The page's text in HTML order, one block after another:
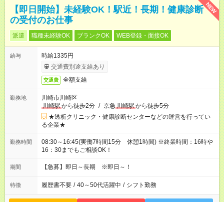
NEW
【即日開始】未経験OK！駅近！長期！健康診断
の受付のお仕事
派遣 職種未経験OK ブランクOK WEB登録・面接OK
給与
時給1335円
交通費別途支給あり
交通費 全額支給
勤務地
川崎市川崎区
川崎駅から徒歩2分 / 京急 川崎駅から徒歩5分
★透析クリニック・健康診断センターなどの運営を行ってい
る企業★
勤務時間
08:30～16:45(実働7時間15分 休憩1時間) ※終業時間：16時や
16：30までもご相談OK！
期間 【急募】即日～長期 ※即日～！
特徴 履歴書不要 / 40～50代活躍中 / シフト勤務